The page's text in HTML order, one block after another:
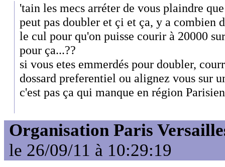
'tain les mecs arréter de vous plaindre
peut pas doubler et çi et ça, y a combien
le cul pour qu'on puisse courir à 20000
pour ça...??
si vous etes emmerdés pour doubler,
dossard preferentiel ou alignez vous sur
c'est pas ça qui manque en région
Organisation Paris
le 26/09/11 à 10:29:19